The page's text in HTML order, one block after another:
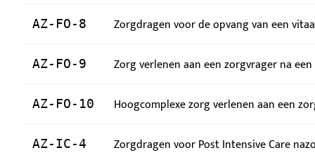
AZ-FO-8 Zorgdragen voor de opvang van een
AZ-FO-9 Zorg verlenen aan een zorgvrager na
AZ-FO-10 Hoogcomplexe zorg verlenen aan een
AZ-IC-4 Zorgdragen voor Post Intensive Care